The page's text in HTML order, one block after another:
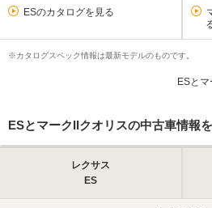
ESのカタログを見る
※カタログスペック情報は最新モデルのものです。
ESと
ESとマークIIクオリスの中古車情報
レクサス
ES